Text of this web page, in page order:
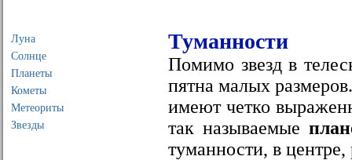
Туманности
Помимо звезд в
пятна малых
имеют четко
так называемые
туманности, в центре,
Луна
Солнце
Планеты
Кометы
Метеориты
Звезды